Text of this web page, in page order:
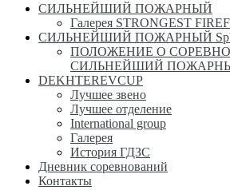
СИЛЬНЕЙШИЙ ПОЖАРНЫЙ
Галерея STRONGEST
СИЛЬНЕЙШИЙ ПОЖАРНЫЙ
ПОЛОЖЕНИЕ О
СИЛЬНЕЙШИЙ
DEKHTEREVCUP
Лучшее звено
Лучшее отделение
International group
Галерея
История ГДЗС
Дневник соревнований
Контакты